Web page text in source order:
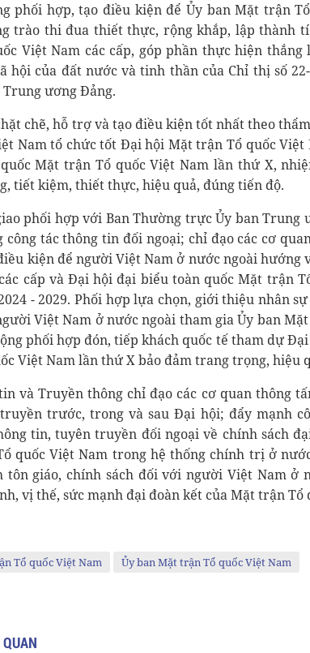
phối hợp, tạo điều kiện để Ủy ban Mặt trận
trào thi đua thiết thực, rộng khắp, lập thành
Việt Nam các cấp, góp phần thực hiện
hội của đất nước và tinh thần của Chỉ thị số
Trung ương Đảng.
chẽ, hỗ trợ và tạo điều kiện tốt nhất theo
Nam tổ chức tốt Đại hội Mặt trận Tổ quốc Việt
Mặt trận Tổ quốc Việt Nam lần thứ X,
tiết kiệm, thiết thực, hiệu quả, đúng tiến độ.
phối hợp với Ban Thường trực Ủy ban Trung
công tác thông tin đối ngoại; chỉ đạo các cơ
kiện để người Việt Nam ở nước ngoài hướng
cấp và Đại hội đại biểu toàn quốc Mặt trận
- 2029. Phối hợp lựa chọn, giới thiệu nhân
Việt Nam ở nước ngoài tham gia Ủy ban
phối hợp đón, tiếp khách quốc tế tham dự
Việt Nam lần thứ X bảo đảm trang trọng, hiệu
và Truyền thông chỉ đạo các cơ quan thông
trước, trong và sau Đại hội; đẩy mạnh
tin, tuyên truyền đối ngoại về chính sách
quốc Việt Nam trong hệ thống chính trị ở
tôn giáo, chính sách đối với người Việt Nam ở
vị thế, sức mạnh đại đoàn kết của Mặt trận Tổ
Tổ quốc Việt Nam Ủy ban Mặt trận Tổ quốc Việt Nam